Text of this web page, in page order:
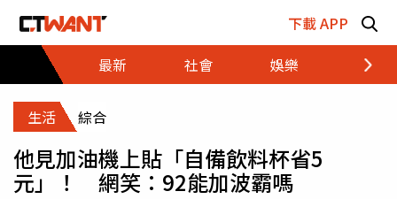
下載 APP
最新
社會 娛樂 財經
生活 綜合
他見加油機上貼「自備飲料杯省5
元」！ 網笑：92能加波霸嗎